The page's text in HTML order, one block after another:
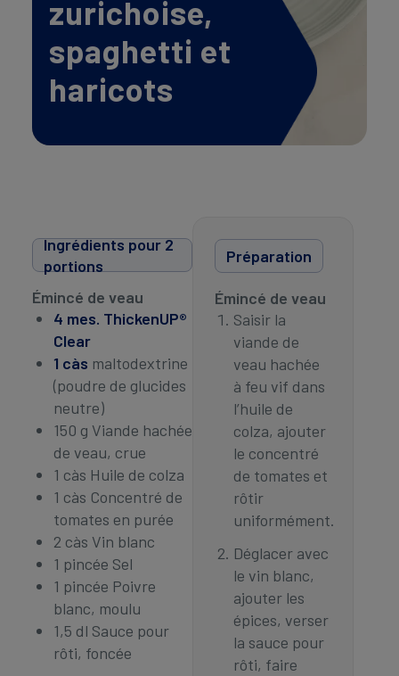
Contact
Contactez-nous
revamp
Changer de thème
zurichoise,
spaghetti et
haricots
Ingrédients pour 2
portions
Émincé de veau
4 mes. ThickenUP®
Clear
1 càs maltodextrine
(poudre de glucides
neutre)
150 g Viande hachée
de veau, crue
1 càs Huile de colza
1 càs Concentré de
tomates en purée
2 càs Vin blanc
1 pincée Sel
1 pincée Poivre
blanc, moulu
1,5 dl Sauce pour
rôti, foncée
Préparation
Émincé de veau
Saisir la
viande de
veau hachée
à feu vif dans
l’huile de
colza, ajouter
le concentré
de tomates et
rôtir
uniformément.
Déglacer avec
le vin blanc,
ajouter les
épices, verser
la sauce pour
rôti, faire